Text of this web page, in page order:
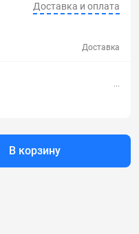
Доставка и оплата
Доставка
...
В корзину